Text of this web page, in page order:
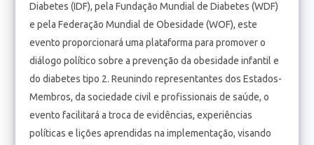
Diabetes (IDF), pela Fundação Mundial de Diabetes (WDF)
e pela Federação Mundial de Obesidade (WOF), este
evento proporcionará uma plataforma para promover o
diálogo político sobre a prevenção da obesidade infantil e
do diabetes tipo 2. Reunindo representantes dos Estados-
Membros, da sociedade civil e profissionais de saúde, o
evento facilitará a troca de evidências, experiências
políticas e lições aprendidas na implementação, visando